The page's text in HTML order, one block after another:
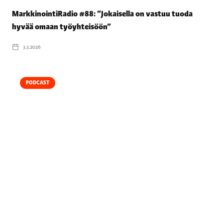
MarkkinointiRadio #88: “Jokaisella on vastuu tuoda
hyvää omaan työyhteisöön”
3.3.2026
PODCAST